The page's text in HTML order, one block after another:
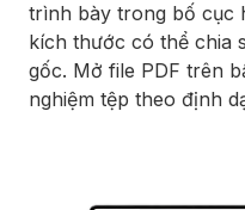
trình bày trong bố cục
kích thước có thể chia
gốc. Mở file PDF trên
nghiệm tệp theo định